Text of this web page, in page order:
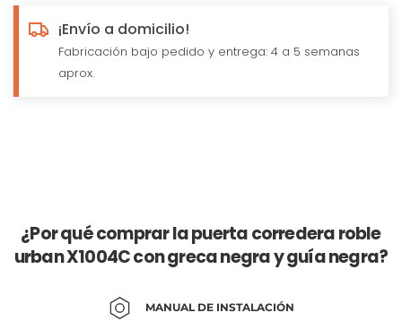
¡Envío a domicilio!
Fabricación bajo pedido y entrega: 4 a 5 semanas
aprox.
¿Por qué comprar la puerta corredera roble
urban X1004C con greca negra y guía negra?
MANUAL DE INSTALACIÓN